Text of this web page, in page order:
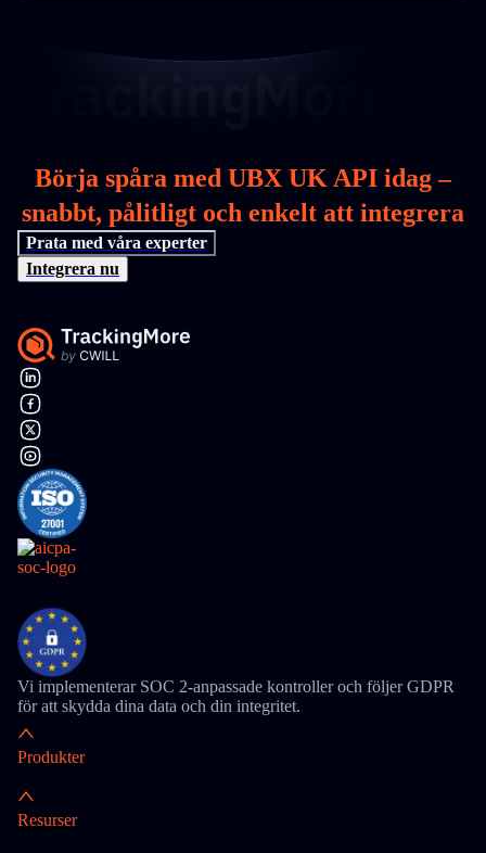
Börja spåra med UBX UK API idag –
snabbt, pålitligt och enkelt att integrera
Prata med våra experter
Integrera nu
Vi implementerar SOC 2-anpassade kontroller och följer GDPR
för att skydda dina data och din integritet.
Produkter
Resurser